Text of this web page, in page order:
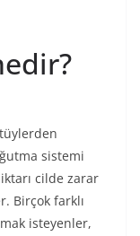
sistemi
cilde zarar
Birçok farklı
isteyenler,